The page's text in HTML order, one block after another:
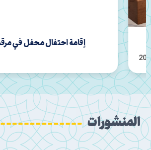
إقامة احتفال محفل في مرقد
المنشورات